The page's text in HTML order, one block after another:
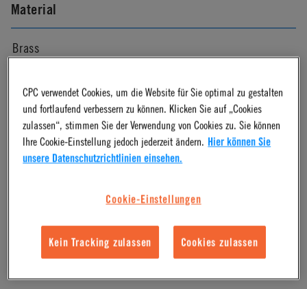
Material
Brass
Material Finish
Chrome
CPC verwendet Cookies, um die Website für Sie optimal zu gestalten
und fortlaufend verbessern zu können. Klicken Sie auf „Cookies
zulassen“, stimmen Sie der Verwendung von Cookies zu. Sie können
Ihre Cookie-Einstellung jedoch jederzeit ändern. Hier können Sie
unsere Datenschutzrichtlinien einsehen.
Cookie-Einstellungen
Kein Tracking zulassen Cookies zulassen